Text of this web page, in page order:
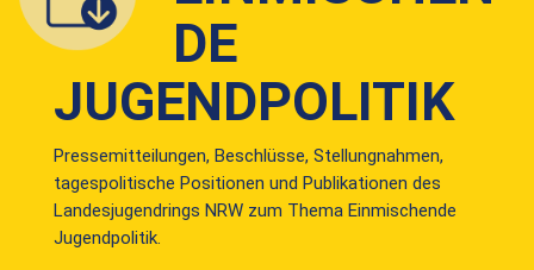
DE
JUGENDPOLITIK
Pressemitteilungen, Beschlüsse, Stellungnahmen,
tagespolitische Positionen und Publikationen des
Landesjugendrings NRW zum Thema Einmischende
Jugendpolitik.